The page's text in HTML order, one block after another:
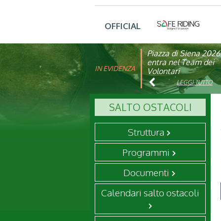
OFFICIAL
IN EVIDENZA
Piazza di Siena
entra nel Team dei
Volontari
LEGGI TUTTO
FISE: aperta la
affiliazione 2026
LEGGI TUTTO
SALTO OSTACOLI
Struttura
Programmi
Documenti
Calendari salto ostacoli